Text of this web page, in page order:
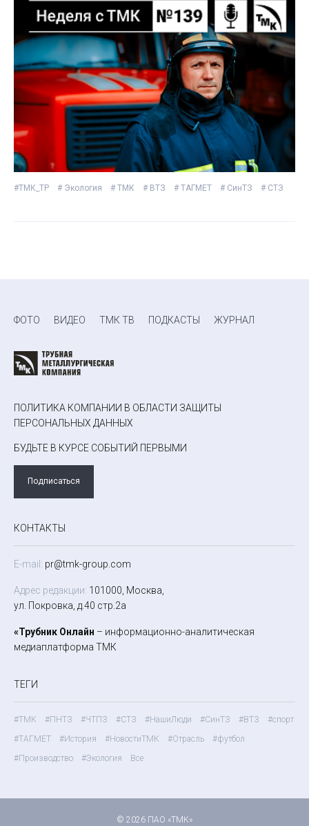
#ТМК_ТР # Экология # ТМК # ВТЗ # ТАГМЕТ # СинТЗ # СТЗ
ФОТО ВИДЕО ТМК ТВ ПОДКАСТЫ ЖУРНАЛ
ПОЛИТИКА КОМПАНИИ В ОБЛАСТИ ЗАЩИТЫ
ПЕРСОНАЛЬНЫХ ДАННЫХ
БУДЬТЕ В КУРСЕ СОБЫТИЙ ПЕРВЫМИ
Подписаться
КОНТАКТЫ
E-mail: pr@tmk-group.com
Адрес редакции: 101000, Москва,
ул. Покровка, д.40 стр.2а
«Трубник Онлайн – информационно-аналитическая
медиаплатформа ТМК
ТЕГИ
#ТМК #ПНТЗ #ЧТПЗ #СТЗ #НашиЛюди #СинТЗ #ВТЗ
#спорт
#ТАГМЕТ
#История #НовостиТМК #Отрасль
#футбол
#Производство
#Экология Все
© 2026 ПАО «ТМК»